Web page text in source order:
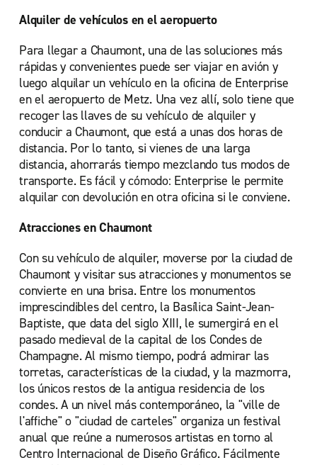
Alquiler de vehículos en el aeropuerto
Para llegar a Chaumont, una de las soluciones más
rápidas y convenientes puede ser viajar en avión y
luego alquilar un vehículo en la oficina de Enterprise
en el aeropuerto de Metz. Una vez allí, solo tiene que
recoger las llaves de su vehículo de alquiler y
conducir a Chaumont, que está a unas dos horas de
distancia. Por lo tanto, si vienes de una larga
distancia, ahorrarás tiempo mezclando tus modos de
transporte. Es fácil y cómodo: Enterprise le permite
alquilar con devolución en otra oficina si le conviene.
Atracciones en Chaumont
Con su vehículo de alquiler, moverse por la ciudad de
Chaumont y visitar sus atracciones y monumentos se
convierte en una brisa. Entre los monumentos
imprescindibles del centro, la Basílica Saint-Jean-
Baptiste, que data del siglo XIII, le sumergirá en el
pasado medieval de la capital de los Condes de
Champagne. Al mismo tiempo, podrá admirar las
torretas, características de la ciudad, y la mazmorra,
los únicos restos de la antigua residencia de los
condes. A un nivel más contemporáneo, la "ville de
l'affiche" o "ciudad de carteles" organiza un festival
anual que reúne a numerosos artistas en torno al
Centro Internacional de Diseño Gráfico. Fácilmente